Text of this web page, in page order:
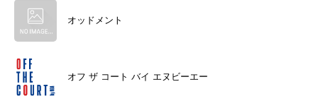
オッドメント
オフ ザ コート バイ エヌビーエー